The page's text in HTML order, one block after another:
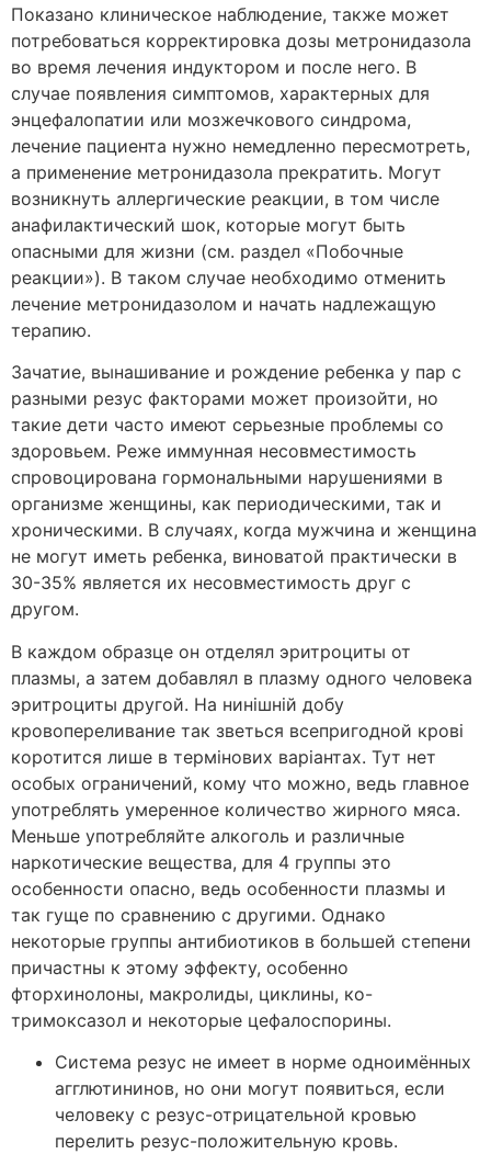
Показано клиническое наблюдение, также может
потребоваться корректировка дозы метронидазола
во время лечения индуктором и после него. В
случае появления симптомов, характерных для
энцефалопатии или мозжечкового синдрома,
лечение пациента нужно немедленно пересмотреть,
а применение метронидазола прекратить. Могут
возникнуть аллергические реакции, в том числе
анафилактический шок, которые могут быть
опасными для жизни (см. раздел «Побочные
реакции»). В таком случае необходимо отменить
лечение метронидазолом и начать надлежащую
терапию.
Зачатие, вынашивание и рождение ребенка у пар с
разными резус факторами может произойти, но
такие дети часто имеют серьезные проблемы со
здоровьем. Реже иммунная несовместимость
спровоцирована гормональными нарушениями в
организме женщины, как периодическими, так и
хроническими. В случаях, когда мужчина и женщина
не могут иметь ребенка, виноватой практически в
30-35% является их несовместимость друг с
другом.
В каждом образце он отделял эритроциты от
плазмы, а затем добавлял в плазму одного человека
эритроциты другой. На нинішній добу
кровопереливание так зветься всепригодной крові
коротится лише в термінових варіантах. Тут нет
особых ограничений, кому что можно, ведь главное
употреблять умеренное количество жирного мяса.
Меньше употребляйте алкоголь и различные
наркотические вещества, для 4 группы это
особенности опасно, ведь особенности плазмы и
так гуще по сравнению с другими. Однако
некоторые группы антибиотиков в большей степени
причастны к этому эффекту, особенно
фторхинолоны, макролиды, циклины, ко-
тримоксазол и некоторые цефалоспорины.
Система резус не имеет в норме одноимённых
агглютининов, но они могут появиться, если
человеку с резус-отрицательной кровью
перелить резус-положительную кровь.